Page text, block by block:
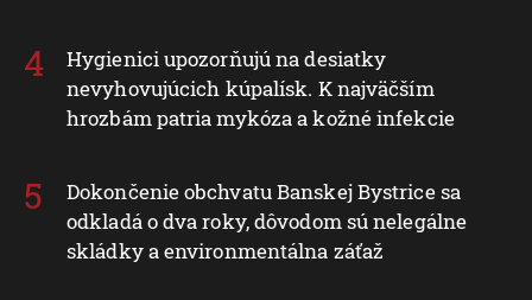
Hygienici upozorňujú na desiatky
nevyhovujúcich kúpalísk. K najväčším
hrozbám patria mykóza a kožné infekcie
Dokončenie obchvatu Banskej Bystrice sa
odkladá o dva roky, dôvodom sú nelegálne
skládky a environmentálna záťaž